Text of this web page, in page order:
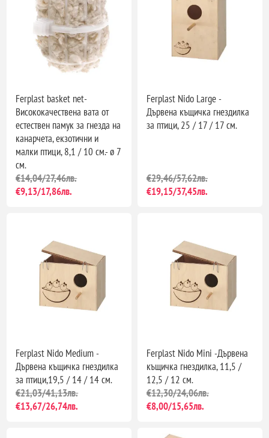
Ferplast basket net-
Висококачествена вата от
eстествен памук за гнезда на
канарчета, екзотични и
малки птици, 8,1 / 10 см.- ø 7
см.
€14,04/27,46лв.
€9,13/17,86лв.
Ferplast Nido Large -
Дървена къщичка гнездилка
за птици, 25 / 17 / 17 см.
€29,46/57,62лв.
€19,15/37,45лв.
Ferplast Nido Medium -
Дървена къщичка гнездилка
за птици,19,5 / 14 / 14 см.
€21,03/41,13лв.
€13,67/26,74лв.
Ferplast Nido Mini -Дървена
къщичка гнездилка, 11,5 /
12,5 / 12 см.
€12,30/24,06лв.
€8,00/15,65лв.